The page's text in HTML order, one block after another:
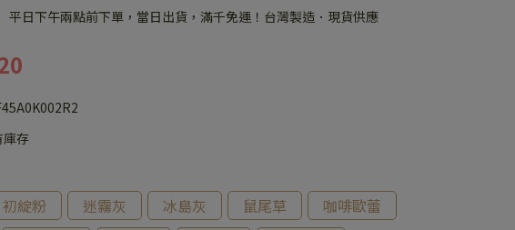
平日下午兩點前下單，當日出貨，滿千免運！台灣製造．現貨供應
庫存
初綻粉 迷霧灰 冰島灰 鼠尾草
咖啡歐蕾